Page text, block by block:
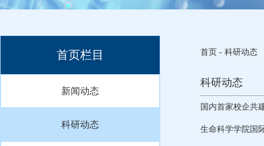
首页栏目
新闻动态
科研动态
首页 - 科研动态
科研动态
国内首家校企共
生命科学学院国